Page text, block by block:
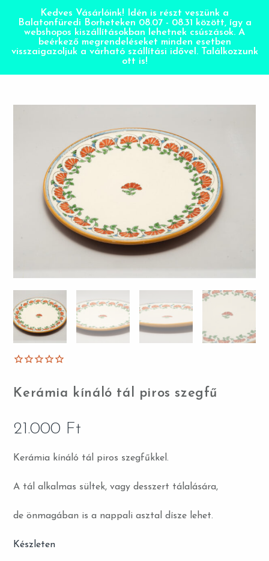
Kedves Vásárlóink! Idén is részt veszünk a
Balatonfüredi Borheteken 08.07 - 08.31 között, így a
webshopos kiszállításokban lehetnek csúszások. A
beérkező megrendeléseket minden esetben
visszaigazoljuk a várható szállítási idővel. Találkozzunk
ott is!
Kerámia kínáló tál piros szegfű
21.000 Ft
Kerámia kínáló tál piros szegfűkkel.
A tál alkalmas sültek, vagy desszert tálalására,
de önmagában is a nappali asztal dísze lehet.
Készleten